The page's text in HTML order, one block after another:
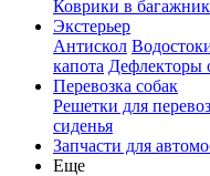
Коврики в багажник
Экстерьер
Антискол
капота Дефлекторы
Перевозка собак
Решетки для
сиденья
Запчасти для
Еще